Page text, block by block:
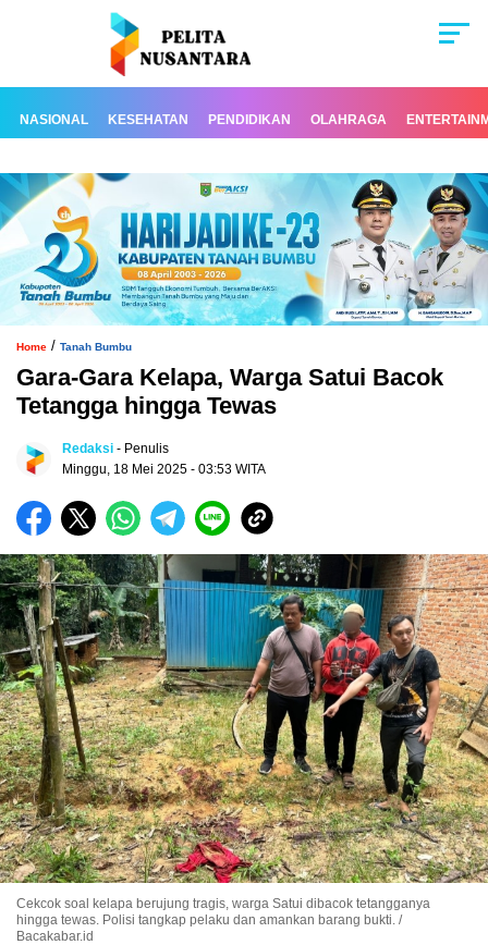
NASIONAL KESEHATAN PENDIDIKAN OLAHRAGA
Home / Tanah Bumbu
Gara-Gara Kelapa, Warga Satui Bacok
Tetangga hingga Tewas
Redaksi - Penulis
Minggu, 18 Mei 2025 - 03:53 WITA
Cekcok soal kelapa berujung tragis, warga Satui dibacok tetangganya
hingga tewas. Polisi tangkap pelaku dan amankan barang bukti. /
Bacakabar.id